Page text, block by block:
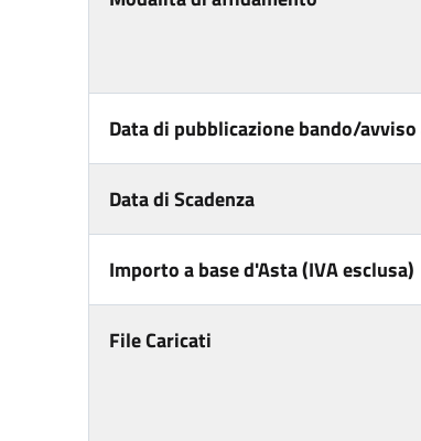
Data di pubblicazione bando/
Data di Scadenza
Importo a base d'Asta (IVA esclusa)
File Caricati